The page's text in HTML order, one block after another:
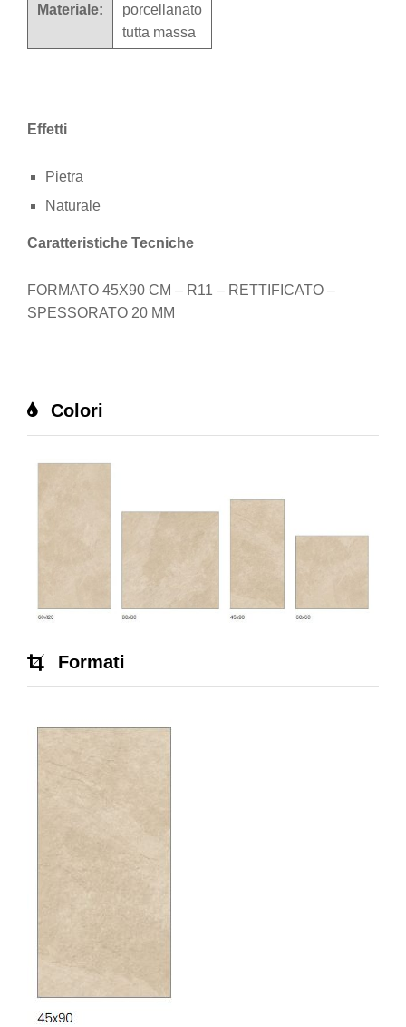
Materiale:
porcellanato
tutta massa
Effetti
Pietra
Naturale
Caratteristiche Tecniche
FORMATO 45X90 CM – R11 – RETTIFICATO –
SPESSORATO 20 MM
Colori
Formati